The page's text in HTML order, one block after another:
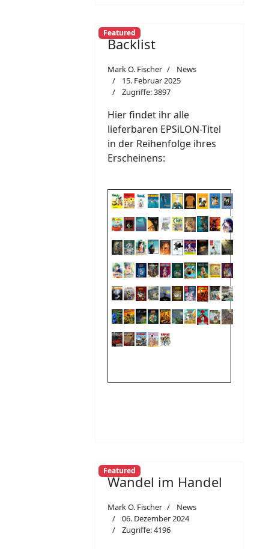
Featured
Backlist
Mark O. Fischer
News
15. Februar 2025
Zugriffe: 3897
Hier findet ihr alle
lieferbaren EPSiLON-Titel
in der Reihenfolge ihres
Erscheinens:
Featured
Wandel im Handel
Mark O. Fischer
News
06. Dezember 2024
Zugriffe: 4196